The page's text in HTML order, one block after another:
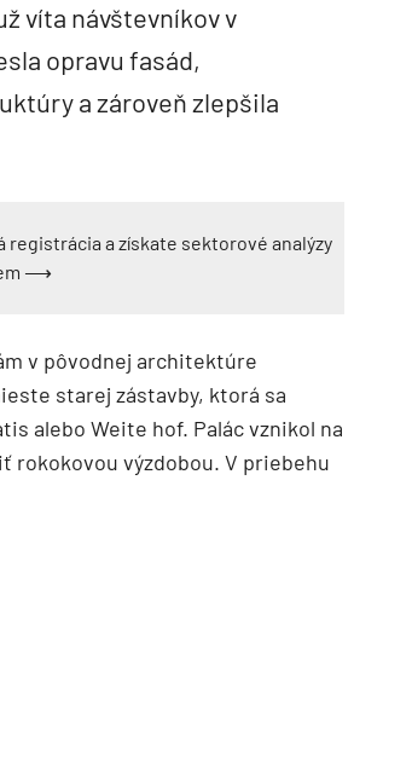
víta návštevníkov v
opravu fasád,
a zároveň zlepšila
registrácia a získate sektorové analýzy
⟶
v pôvodnej architektúre
starej zástavby, ktorá sa
alebo Weite hof. Palác vznikol na
rokokovou výzdobou. V priebehu